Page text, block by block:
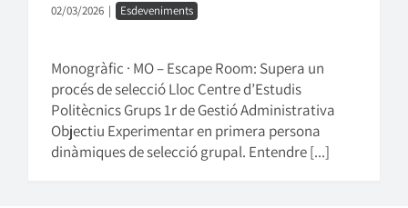
02/03/2026 | Esdeveniments
Monogràfic · MO – Escape Room: Supera un
procés de selecció Lloc Centre d’Estudis
Politècnics Grups 1r de Gestió Administrativa
Objectiu Experimentar en primera persona
dinàmiques de selecció grupal. Entendre [...]